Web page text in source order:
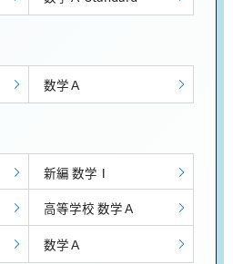
数学Ａ
新編 数学Ⅰ
高等学校 数学Ａ
数学Ａ